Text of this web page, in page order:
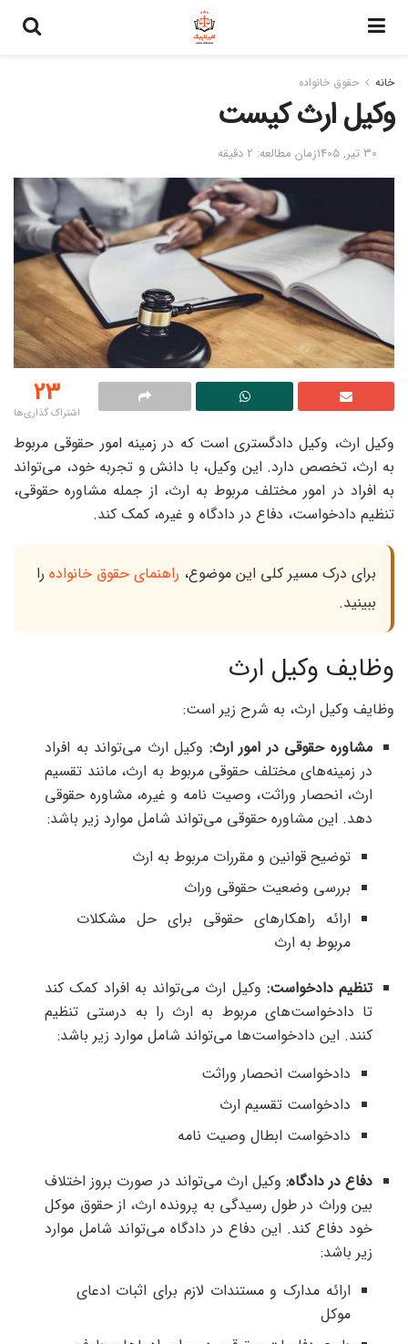
خانه حقوق خانواده
وکیل ارث کیست
30 تیر, 1405 زمان مطالعه: 2 دقیقه
23
اشتراک گذاری‌ها
وکیل ارث، وکیل دادگستری است که در زمینه امور حقوقی مربوط
به ارث، تخصص دارد. این وکیل، با دانش و تجربه خود، می‌تواند
به افراد در امور مختلف مربوط به ارث، از جمله مشاوره حقوقی،
تنظیم دادخواست، دفاع در دادگاه و غیره، کمک کند.
برای درک مسیر کلی این موضوع، راهنمای حقوق خانواده را
ببینید.
وظایف وکیل ارث
وظایف وکیل ارث، به شرح زیر است:
مشاوره حقوقی در امور ارث: وکیل ارث می‌تواند به افراد
در زمینه‌های مختلف حقوقی مربوط به ارث، مانند تقسیم
ارث، انحصار وراثت، وصیت نامه و غیره، مشاوره حقوقی
دهد. این مشاوره حقوقی می‌تواند شامل موارد زیر باشد:
توضیح قوانین و مقررات مربوط به ارث
بررسی وضعیت حقوقی وراث
ارائه راهکارهای حقوقی برای حل مشکلات
مربوط به ارث
تنظیم دادخواست: وکیل ارث می‌تواند به افراد کمک کند
تا دادخواست‌های مربوط به ارث را به درستی تنظیم
کنند. این دادخواست‌ها می‌تواند شامل موارد زیر باشد:
دادخواست انحصار وراثت
دادخواست تقسیم ارث
دادخواست ابطال وصیت نامه
دفاع در دادگاه: وکیل ارث می‌تواند در صورت بروز اختلاف
بین وراث در طول رسیدگی به پرونده ارث، از حقوق موکل
خود دفاع کند. این دفاع در دادگاه می‌تواند شامل موارد
زیر باشد:
ارائه مدارک و مستندات لازم برای اثبات ادعای
موکل